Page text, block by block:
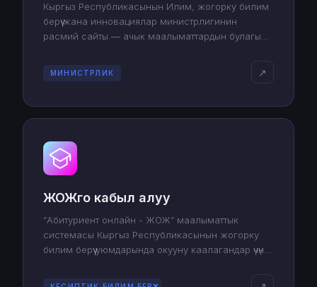
Кыргыз Республикасынын Илим, жогорку билим
берүү жана инновациялар министрлигинин
расмий сайты — ачык маалыматтардын булагы
менен өз ара аракеттенүүсүнүн куралы.
МИНИСТРЛИК ↗
ЖОЖго кабыл алуу
”Абитуриент онлайн - ЖОЖ” маалыматтык
системасы Кыргыз Республикасынын жогорку
билим берүү уюмдарында окууну каалагандар үчүн
верификациялоо процессин жөнөкөйлөтөт.